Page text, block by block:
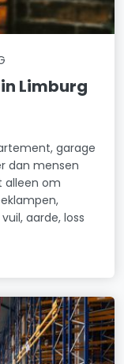
Limburg
garage
dan mensen
alleen om
aarde, loss